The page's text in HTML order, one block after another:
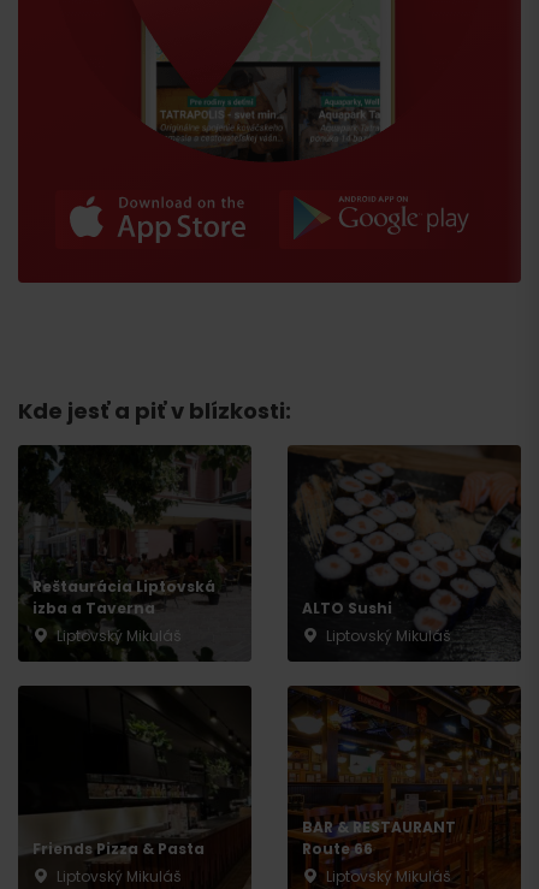
Kde jesť a piť v blízkosti:
Reštaurácia Liptovská
izba a Taverna
Liptovský Mikuláš
ALTO Sushi
Liptovský Mikuláš
Friends Pizza & Pasta
Liptovský Mikuláš
BAR & RESTAURANT
Route 66
Liptovský Mikuláš
Príchod